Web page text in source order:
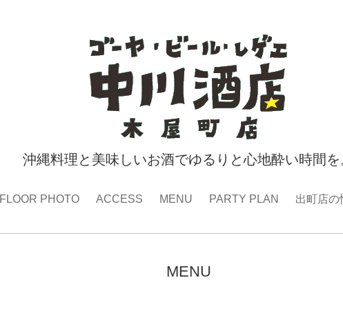
沖縄料理と美味しいお酒でゆるりと心地酔い時間を
FLOOR PHOTO ACCESS MENU PARTY PLAN 出町店の
MENU